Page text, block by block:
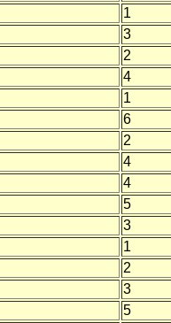
1
3
2
4
1
6
2
4
4
5
3
1
2
3
5